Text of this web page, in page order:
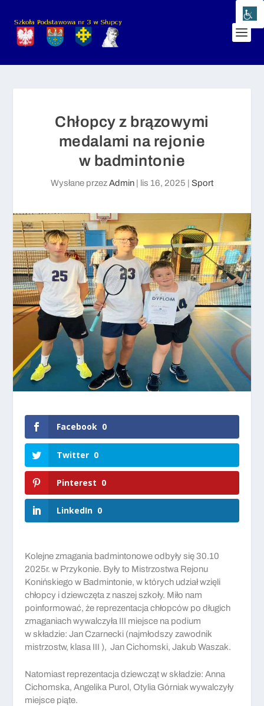
Chłopcy z brązowymi
medalami na rejonie
w badmintonie
Wysłane przezAdmin lis 16, 2025 Sport
Facebook 0
Twitter 0
Pinterest 0
LinkedIn 0
Kolejne zmagania badmintonowe odbyły się 30.10
2025r. w Przykonie. Były to Mistrzostwa Rejonu
Konińskiego w Badmintonie, w których udział wzięli
chłopcy i dziewczęta z naszej szkoły. Miło nam
poinformować, że reprezentacja chłopców po długich
zmaganiach wywalczyła III miejsce na podium
w składzie: Jan Czarnecki (najmłodszy zawodnik
mistrzostw, klasa III ), Jan Cichomski, Jakub Waszak.
Natomiast reprezentacja dziewcząt w składzie: Anna
Cichomska, Angelika Purol, Otylia Górniak wywalczyły
miejsce piąte.